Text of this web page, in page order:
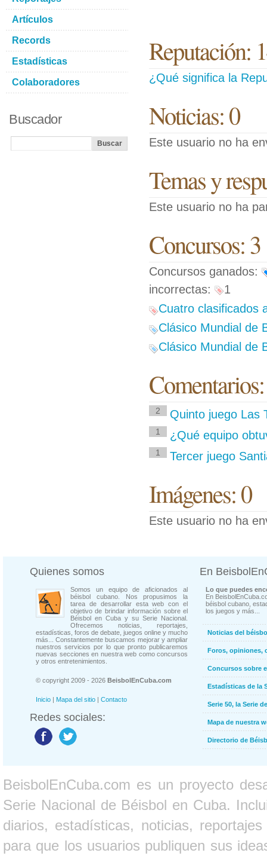
Reputación:
¿Qué significa la
Noticias: 0
Este usuario no ha
Temas y
Este usuario no ha
Concursos: 3
Concursos ganados:
incorrectas:
1
Cuatro clasificados
Clásico Mundial de
Clásico Mundial de
2 Quinto juego Las
1 ¿Qué equipo
1 Tercer juego
Imágenes: 0
Este usuario no ha
Artículos
Records
Estadísticas
Colaboradores
Buscador
Quienes somos
Somos un equipo de aficionados al
béisbol cubano. Nos propusimos la
tarea de desarrollar esta web con el
objetivo de brindar información sobre el
Béisbol en Cuba y su Serie Nacional.
Ofrecemos noticias, reportajes,
estadísticas, foros de debate, juegos online y mucho
más... Constantemente buscamos mejorar y ampliar
nuestros servicios por lo que pronto publicaremos
nuevas secciones en nuestra web como concursos
y otros entretenimientos.
© copyright 2009 - 2026 BeisbolEnCuba.com
Inicio | Mapa del sitio | Contacto
Redes sociales:
En
Lo que puedes
En
béisbol cubano,
los juegos y más...
Noticias del
Foros, opiniones,
Concursos sobre
Estadísticas de la
Serie 50, la Serie
Mapa de nuestra
Directorio de
BeisbolEnCuba.com es un proyecto
Serie Nacional de Béisbol en Cuba.
diarios, estadísticas, noticias,
para que los usuarios publiquen sus